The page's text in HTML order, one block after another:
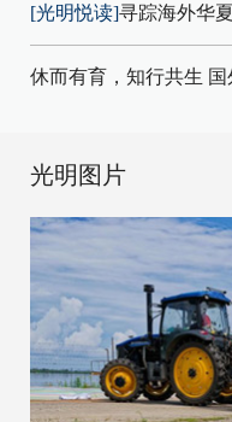
[光明悦读]寻踪海外华
休而有育，知行共生
光明图片